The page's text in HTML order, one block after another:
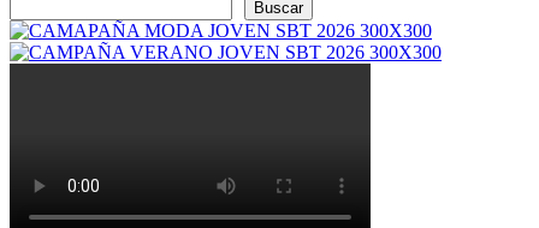
Buscar